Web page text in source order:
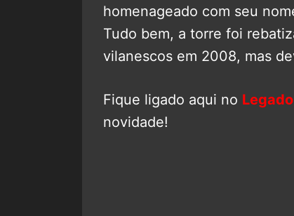
homenageado com seu
Tudo bem, a torre foi
vilanescos em 2008, mas
Fique ligado aqui no
novidade!